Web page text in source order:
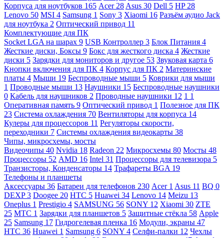
Корпуса для ноутбуков 165 Acer 28 Asus 30 Dell 5 HP 28
Lenovo 50 MSI 4 Samsung 1 Sony 3 Xiaomi 16 Разъём аудио Jack
для ноутбука 2 Оптический привод 11
Комплектующие для ПК
Socket LGA на шарах 9 USB Контроллер 3 Блок Питания 4
Жесткие диски, Боксы 9 Бокс для жесткого диска 4 Жесткие
диски 5 Зарядки для мониторов и другое 53 Звуковая карта 6
Кнопки включения для ПК 4 Корпус для ПК 2 Материнские
платы 4 Мыши 19 Беспроводные мыши 5 Коврики для мыши
1 Проводные мыши 13 Наушники 15 Беспроводные наушники
0 Кабель для наушников 2 Проводные наушники 12 1 1
Оперативная память 9 Оптический привод 1 Полезное для ПК
23 Система охлаждения 70 Вентиляторы для корпуса 14
Кулеры для процессоров 11 Регуляторы скорости,
переходники 7 Системы охлаждения видеокарты 38
Чипы, микросхемы, мосты
Видеочипы 40 Nvidia 18 Radeon 22 Микросхемы 80 Мосты 48
Процессоры 52 AMD 16 Intel 31 Процессоры для телевизора 5
Транзисторы, Конденсаторы 14 Трафареты BGA 19
Телефоны и планшеты
Аксессуары 36 Батареи для телефонов 230 Acer 1 Asus 11 BQ 0
DEXP3 Doogee 20 HTC 5 Huawei 34 Lenovo 14 Meizu 13
Oneplus 1 Prestigio 4 SAMSUNG 56 SONY 12 Xiaomi 30 ZTE
25 МТС 1 Зарядки для планшетов 5 Защитные стёкла 58 Apple
25 Samsung 17 Гидрогелевая пленка 16 Модули, экраны 47
HTC 36 Huawei 1 Samsung 6 SONY 4 Селфи-палки 12 Чехлы